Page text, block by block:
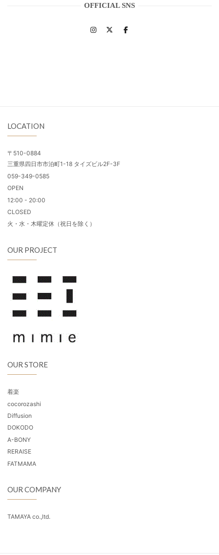
OFFICIAL SNS
LOCATION
〒510-0884
三重県四日市市泊町1-18 タイズビル2F-3F
059-349-0585
OPEN
12:00 - 20:00
CLOSED
火・水・木曜定休（祝日を除く）
OUR PROJECT
OUR STORE
着楽
cocorozashi
Diffusion
DOKODO
A-BONY
RERAISE
FATMAMA
OUR COMPANY
TAMAYA co.,ltd.